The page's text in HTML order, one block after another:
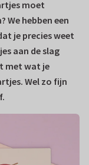
moet
We hebben een
je precies weet
aan de slag
met wat je
Wel zo fijn